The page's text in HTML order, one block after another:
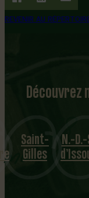
REVENIR AU
Découvrez
1
8
mu
Saint-
Gilles
N.-